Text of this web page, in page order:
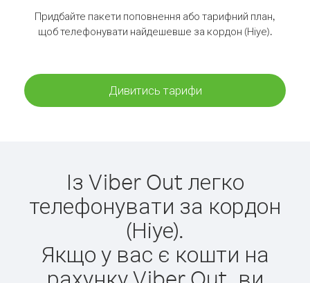
Придбайте пакети поповнення або тарифний план,
щоб телефонувати найдешевше за кордон (Ніуе).
Дивитись тарифи
Із Viber Out легко
телефонувати за кордон
(Ніуе).
Якщо у вас є кошти на